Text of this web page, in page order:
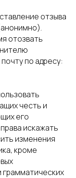
отзыва
отозвать
по адресу:
честь и
его
искажать
изменения
кроме